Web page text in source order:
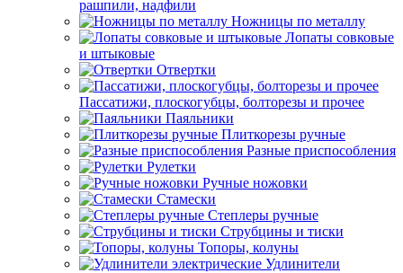
рашпили, надфили
Ножницы по металлу
Лопаты совковые
и штыковые
Отвертки
Пассатижи, плоскогубцы, болторезы и прочее
Паяльники
Плиткорезы ручные
Разные приспособления
Рулетки
Ручные ножовки
Стамески
Степлеры ручные
Струбцины и тиски
Топоры, колуны
Удлинители